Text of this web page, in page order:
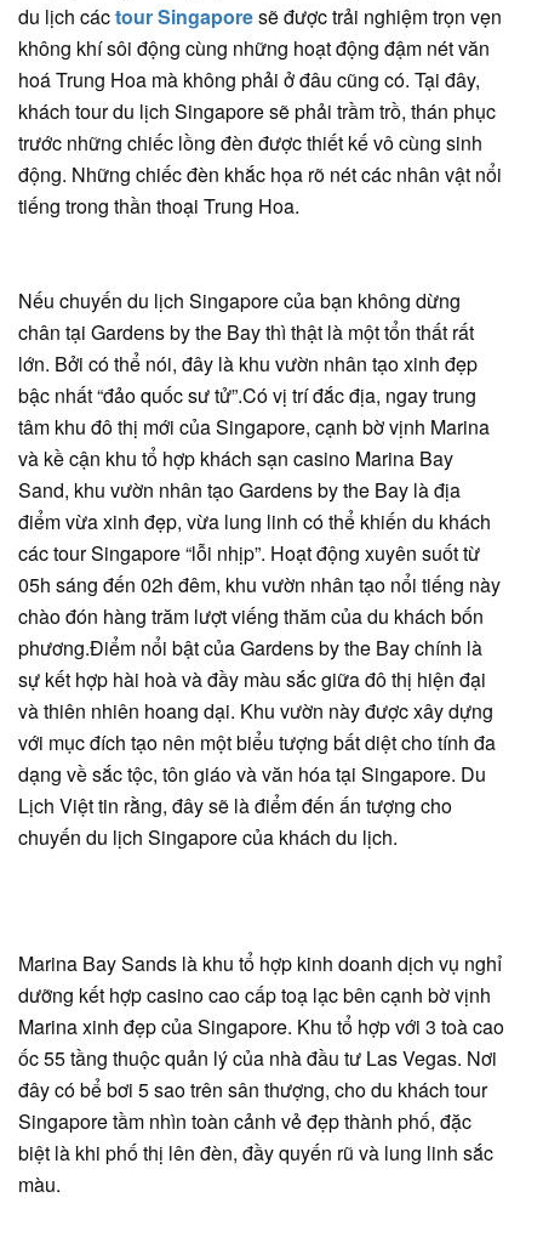
du lịch cáctour Singaporesẽ được trải nghiệm trọn vẹn
không khí sôi động cùng những hoạt động đậm nét văn
hoá Trung Hoa mà không phải ở đâu cũng có. Tại đây,
khách tour du lịch Singapore sẽ phải trầm trồ, thán phục
trước những chiếc lồng đèn được thiết kế vô cùng sinh
động. Những chiếc đèn khắc họa rõ nét các nhân vật nổi
tiếng trong thần thoại Trung Hoa.
Nếu chuyến du lịch Singapore của bạn không dừng
chân tại Gardens by the Bay thì thật là một tổn thất rất
lớn. Bởi có thể nói, đây là khu vườn nhân tạo xinh đẹp
bậc nhất “đảo quốc sư tử”.Có vị trí đắc địa, ngay trung
tâm khu đô thị mới của Singapore, cạnh bờ vịnh Marina
và kề cận khu tổ hợp khách sạn casino Marina Bay
Sand, khu vườn nhân tạo Gardens by the Bay là địa
điểm vừa xinh đẹp, vừa lung linh có thể khiến du khách
các tour Singapore “lỗi nhịp”. Hoạt động xuyên suốt từ
05h sáng đến 02h đêm, khu vườn nhân tạo nổi tiếng này
chào đón hàng trăm lượt viếng thăm của du khách bốn
phương.Điểm nổi bật của Gardens by the Bay chính là
sự kết hợp hài hoà và đầy màu sắc giữa đô thị hiện đại
và thiên nhiên hoang dại. Khu vườn này được xây dựng
với mục đích tạo nên một biểu tượng bất diệt cho tính đa
dạng về sắc tộc, tôn giáo và văn hóa tại Singapore. Du
Lịch Việt tin rằng, đây sẽ là điểm đến ấn tượng cho
chuyến du lịch Singapore của khách du lịch.
Marina Bay Sands là khu tổ hợp kinh doanh dịch vụ nghỉ
dưỡng kết hợp casino cao cấp toạ lạc bên cạnh bờ vịnh
Marina xinh đẹp của Singapore. Khu tổ hợp với 3 toà cao
ốc 55 tầng thuộc quản lý của nhà đầu tư Las Vegas. Nơi
đây có bể bơi 5 sao trên sân thượng, cho du khách tour
Singapore tầm nhìn toàn cảnh vẻ đẹp thành phố, đặc
biệt là khi phố thị lên đèn, đầy quyến rũ và lung linh sắc
màu.